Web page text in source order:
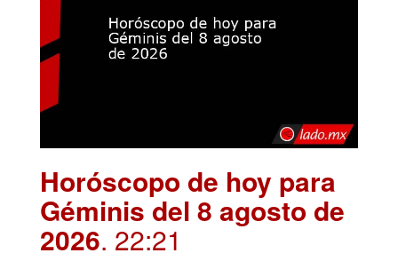
Horóscopo de hoy para
Géminis del 8 agosto de
2026. 22:21